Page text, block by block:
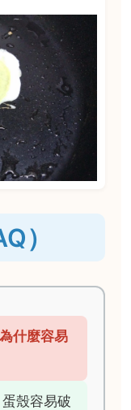
）
什麼容易
殼容易破